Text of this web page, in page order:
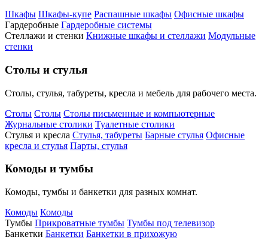
Шкафы Шкафы-купе Распашные шкафы Офисные шкафы
Гардеробные Гардеробные системы
Стеллажи и стенки Книжные шкафы и стеллажи Модульные
стенки
Столы и стулья
Столы, стулья, табуреты, кресла и мебель для рабочего места.
Столы Столы Столы письменные и компьютерные
Журнальные столики Туалетные столики
Стулья и кресла Стулья, табуреты Барные стулья Офисные
кресла и стулья Парты, стулья
Комоды и тумбы
Комоды, тумбы и банкетки для разных комнат.
Комоды Комоды
Тумбы Прикроватные тумбы Тумбы под телевизор
Банкетки Банкетки Банкетки в прихожую